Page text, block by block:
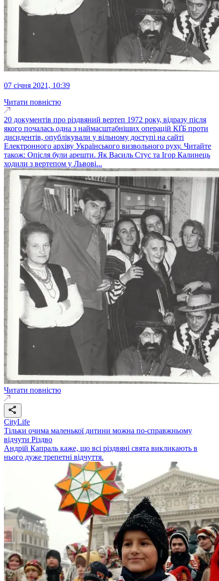
07 січня 2021, 10:39
Читати повністю
20 документів про різдвяний вертеп 1972 року, відразу після
якого почалась одна з наймасштабніших операцій КҐБ проти
дисидентів, опублікували у вільному доступі на сайті
Електронного архіву Українського визвольного руху. Читайте
також: Опісля були арешти. Як Василь Стус та Ігор Калинець
ходили з вертепом у Львові...
Читати повністю
CityLife
Тільки очима маленької дитини можна по-справжньому
відчути Різдво
Андрій Капраль каже, що всі різдвяні свята викликають в
нього дуже трепетні відчуття.